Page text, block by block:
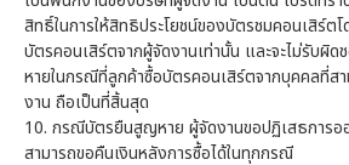
สิทธิ์ในการให้สิทธิประโยชน์ของบัตรชมคอนเสิร์ต
บัตรคอนเสิร์ตจากผู้จัดงานเท่านั้น และจะไม่รับผิด
หายในกรณีที่ลูกค้าซื้อบัตรคอนเสิร์ตจากบุคคลที่ส
งาน ถือเป็นที่สิ้นสุด
10. กรณีบัตรยืนสูญหาย ผู้จัดงานขอปฏิเสธการอ
สามารถขอคืนเงินหลังการซื้อได้ในทุกกรณี